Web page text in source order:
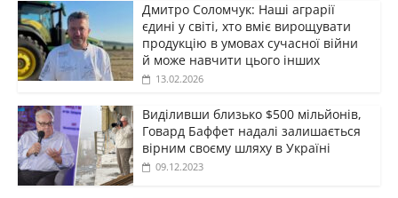
Дмитро Соломчук: Наші аграрії
єдині у світі, хто вміє вирощувати
продукцію в умовах сучасної війни
й може навчити цього інших
13.02.2026
Виділивши близько $500 мільйонів,
Говард Баффет надалі залишається
вірним своєму шляху в Україні
09.12.2023